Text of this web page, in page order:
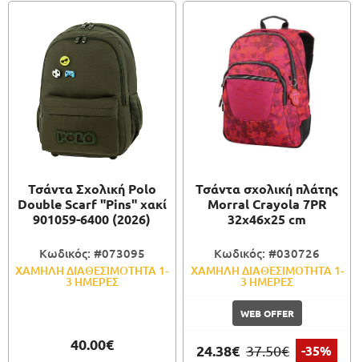
Τσάντα Σχολική Polo
Double Scarf "Pins" χακί
901059-6400 (2026)
Κωδικός: #073095
ΧΑΜΗΛΗ ΔΙΑΘΕΣΙΜΟΤΗΤΑ 1-
3 ΗΜΕΡΕΣ
40.00€
Τσάντα σχολική πλάτης
Morral Crayola 7PR
32x46x25 cm
Κωδικός: #030726
ΧΑΜΗΛΗ ΔΙΑΘΕΣΙΜΟΤΗΤΑ 1-
3 ΗΜΕΡΕΣ
WEB OFFER
24.38€ 37.50€ -35%